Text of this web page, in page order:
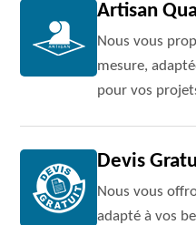
Artisan
Nous vous
mesure,
pour vos
Devis
Nous vous
adapté à vos